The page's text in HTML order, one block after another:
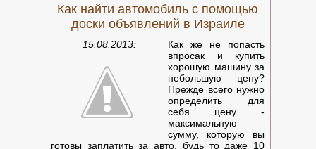
Как найти автомобиль с помощью
доски объявлений в Израиле
15.08.2013:
Как же не попасть
впросак и купить
хорошую машину за
небольшую цену?
Прежде всего нужно
определить для
себя цену -
максимальную
сумму, которую вы
готовы заплатить за авто, будь то даже 10